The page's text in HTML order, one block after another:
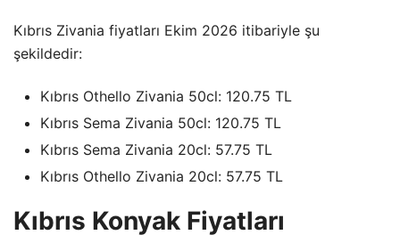
Kıbrıs Zivania fiyatları Ekim 2026 itibariyle şu
şekildedir:
Kıbrıs Othello Zivania 50cl: 120.75 TL
Kıbrıs Sema Zivania 50cl: 120.75 TL
Kıbrıs Sema Zivania 20cl: 57.75 TL
Kıbrıs Othello Zivania 20cl: 57.75 TL
Kıbrıs Konyak Fiyatları